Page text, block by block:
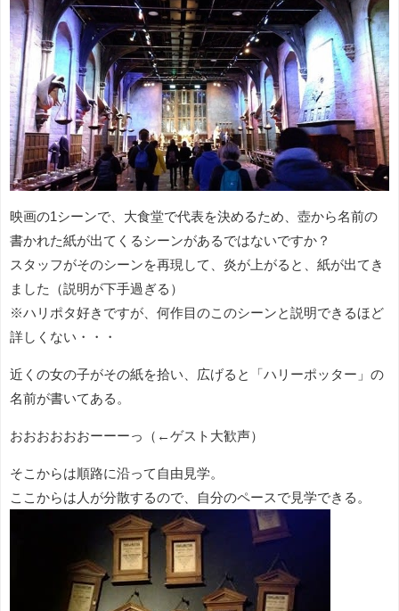
映画の1シーンで、大食堂で代表を決めるため、壺から名前の
書かれた紙が出てくるシーンがあるではないですか？
スタッフがそのシーンを再現して、炎が上がると、紙が出てき
ました（説明が下手過ぎる）
※ハリポタ好きですが、何作目のこのシーンと説明できるほど
詳しくない・・・
近くの女の子がその紙を拾い、広げると「ハリーポッター」の
名前が書いてある。
おおおおおおーーーっ（←ゲスト大歓声）
そこからは順路に沿って自由見学。
ここからは人が分散するので、自分のペースで見学できる。